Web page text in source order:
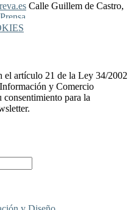
Calle Guillem de Castro,
el artículo 21 de la Ley 34/2002
y Comercio
para la